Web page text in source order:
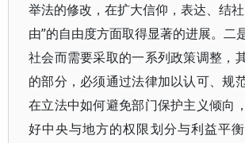
举法的修改，在扩大信仰，表达、结
由”的自由度方面取得显著的进展。二
社会而需要采取的一系列政策调整，
的部分，必须通过法律加以认可、规
在立法中如何避免部门保护主义倾向
好中央与地方的权限划分与利益平